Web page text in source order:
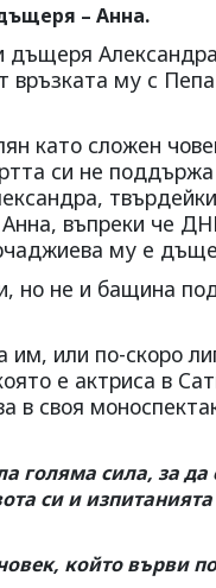
– Анна.
дъщеря Александра
връзката му с Пепа
като сложен
си не поддържа
въпреки че
му е
но не и бащина
им, или по-скоро
е актриса в
в своя
голяма сила, за да
си и изпитанията
който върви по